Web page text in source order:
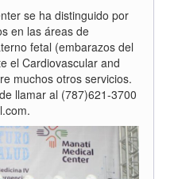
se ha distinguido por
en las áreas de
fetal (embarazos del
el Cardiovascular and
muchos otros servicios.
llamar al (787)621-3700